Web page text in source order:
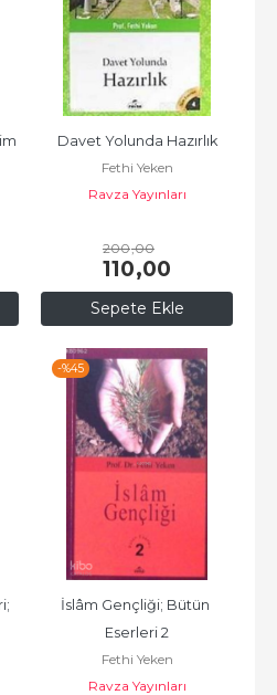
Sepete Ekle
Davet Yolunda Hazırlık
Fethi Yeken
Ravza Yayınları
200,00
110,00
-%45
İslâm Gençliği; Bütün
Eserleri 2
Fethi Yeken
Ravza Yayınları